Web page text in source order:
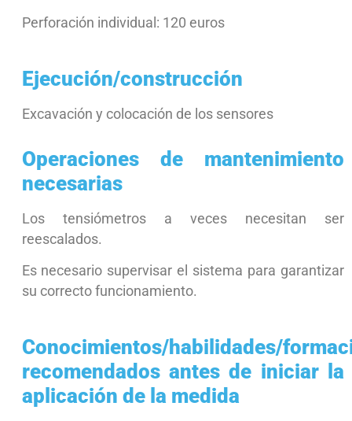
Perforación individual: 120 euros
Ejecución/construcción
Excavación y colocación de los sensores
Operaciones de mantenimiento
necesarias
Los tensiómetros a veces necesitan ser
reescalados.
Es necesario supervisar el sistema para garantizar
su correcto funcionamiento.
Conocimientos/habilidades/
recomendados antes de iniciar la
aplicación de la medida